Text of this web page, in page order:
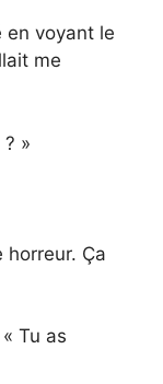
en voyant le
me
»
horreur. Ça
Tu as